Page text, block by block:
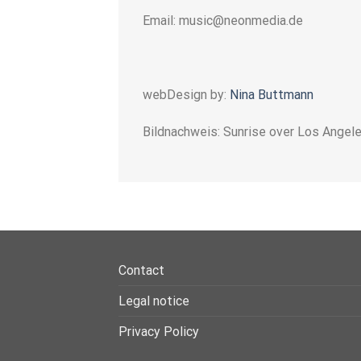
Email: music@neonmedia.de
webDesign by: Nina Buttmann
Bildnachweis: Sunrise over Los
Contact
Legal notice
Privacy Policy